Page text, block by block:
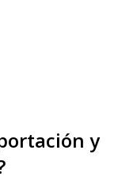
y